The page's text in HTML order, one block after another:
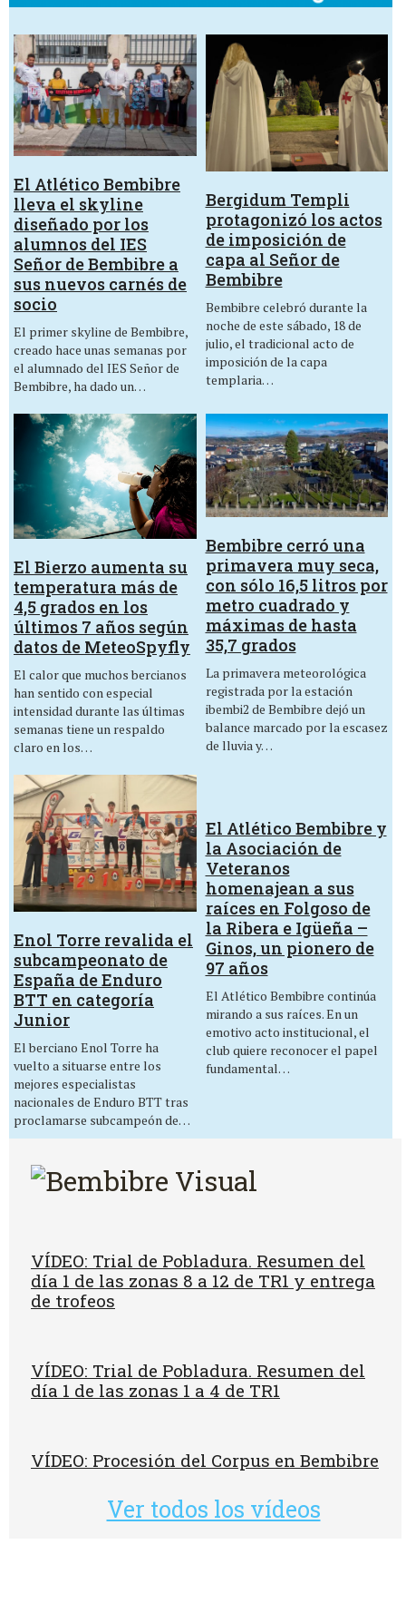
El Atlético Bembibre
lleva el skyline
diseñado por los
alumnos del IES
Señor de Bembibre a
sus nuevos carnés de
socio
El primer skyline de Bembibre,
creado hace unas semanas por
el alumnado del IES Señor de
Bembibre, ha dado un…
Bergidum Templi
protagonizó los actos
de imposición de
capa al Señor de
Bembibre
Bembibre celebró durante la
noche de este sábado, 18 de
julio, el tradicional acto de
imposición de la capa
templaria…
El Bierzo aumenta su
temperatura más de
4,5 grados en los
últimos 7 años según
datos de MeteoSpyfly
El calor que muchos bercianos
han sentido con especial
intensidad durante las últimas
semanas tiene un respaldo
claro en los…
Bembibre cerró una
primavera muy seca,
con sólo 16,5 litros por
metro cuadrado y
máximas de hasta
35,7 grados
La primavera meteorológica
registrada por la estación
ibembi2 de Bembibre dejó un
balance marcado por la escasez
de lluvia y…
Enol Torre revalida el
subcampeonato de
España de Enduro
BTT en categoría
Junior
El berciano Enol Torre ha
vuelto a situarse entre los
mejores especialistas
nacionales de Enduro BTT tras
proclamarse subcampeón de…
El Atlético Bembibre y
la Asociación de
Veteranos
homenajean a sus
raíces en Folgoso de
la Ribera e Igüeña –
Ginos, un pionero de
97 años
El Atlético Bembibre continúa
mirando a sus raíces. En un
emotivo acto institucional, el
club quiere reconocer el papel
fundamental…
VÍDEO: Trial de Pobladura. Resumen del
día 1 de las zonas 8 a 12 de TR1 y entrega
de trofeos
VÍDEO: Trial de Pobladura. Resumen del
día 1 de las zonas 1 a 4 de TR1
VÍDEO: Procesión del Corpus en Bembibre
Ver todos los vídeos